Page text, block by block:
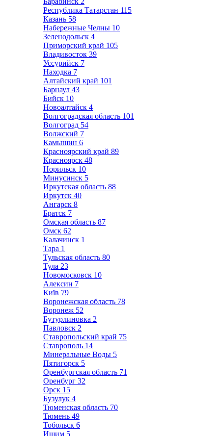
Республика Татарстан 115
Казань 58
Набережные Челны 10
Зеленодольск 4
Приморский край 105
Владивосток 39
Уссурийск 7
Находка 7
Алтайский край 101
Барнаул 43
Бийск 10
Новоалтайск 4
Волгоградская область 101
Волгоград 54
Волжский 7
Камышин 6
Красноярский край 89
Красноярск 48
Норильск 10
Минусинск 5
Иркутская область 88
Иркутск 40
Ангарск 8
Братск 7
Омская область 87
Омск 62
Калачинск 1
Тара 1
Тульская область 80
Тула 23
Новомосковск 10
Алексин 7
Київ 79
Воронежская область 78
Воронеж 52
Бутурлиновка 2
Павловск 2
Ставропольский край 75
Ставрополь 14
Минеральные Воды 5
Пятигорск 5
Оренбургская область 71
Оренбург 32
Орск 15
Бузулук 4
Тюменская область 70
Тюмень 49
Тобольск 6
Ишим 5